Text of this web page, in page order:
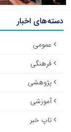
دسته‌های اخبار
عمومی
فرهنگی
پژوهشی
آموزشی
تاپ خبر